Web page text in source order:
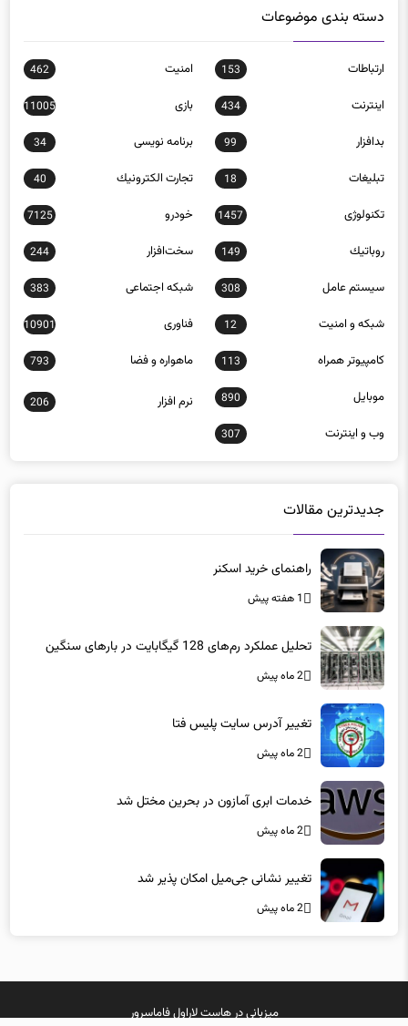
دسته بندی موضوعات
ارتباطات 153 امنيت 462
اينترنت 434 بازی 11005
بدافزار 99 برنامه نويسی 34
تبلیغات 18 تجارت الكترونيك 40
تکنولوژی 1457 خودرو 7125
روباتيك 149 سخت‌افزار 244
سيستم عامل 308 شبكه اجتماعی 383
شبكه و امنيت 12 فناوری 10901
كامپيوتر همراه 113 ماهواره و فضا 793
موبايل 890 نرم افزار 206
وب و اينترنت 307
جدیدترین مقالات
راهنمای خرید اسکنر
1 هفته پیش
تحلیل عملکرد رم‌های 128 گیگابایت در بارهای سنگین
2 ماه پیش
تغییر آدرس سایت پلیس فتا
2 ماه پیش
خدمات ابری آمازون در بحرین مختل شد
2 ماه پیش
تغییر نشانی جی‌میل امکان پذیر شد
2 ماه پیش
میزبانی درهاست لاراولفاماسرور